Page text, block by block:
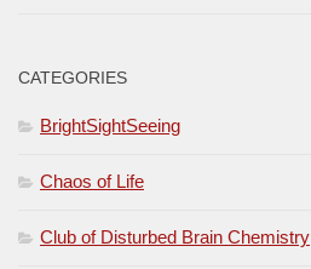
CATEGORIES
BrightSightSeeing
Chaos of Life
Club of Disturbed Brain Chemistry